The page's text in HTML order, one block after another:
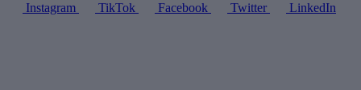
Instagram
TikTok Facebook Twitter LinkedIn